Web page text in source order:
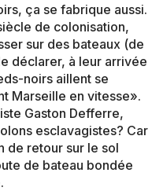
ça se fabrique aussi.
de colonisation,
sur des bateaux (de
déclarer, à leur arrivée
noirs aillent se
Marseille en vitesse».
Gaston Defferre,
esclavagistes? Car
de retour sur le sol
de bateau bondée